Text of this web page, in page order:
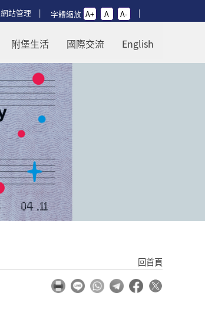
網站管理 字體縮放 A+ A A-
附堡生活 國際交流 English
回首頁